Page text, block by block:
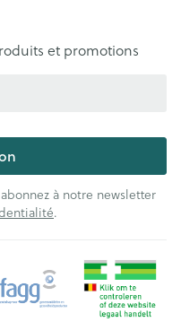
et promotions
à notre newsletter
.